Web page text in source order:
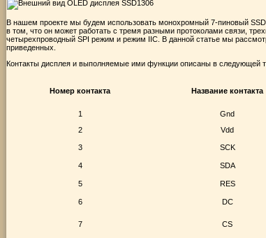
В нашем проекте мы будем использовать монохромный 7-пиновый
в том, что он может работать с тремя разными протоколами связи,
четырехпроводный SPI режим и режим IIC. В данной статье мы
приведенных.
Контакты дисплея и выполняемые ими функции описаны в следующей
Номер контакта Название контакта
1 Gnd
2
Vdd
3 SCK
4
SDA
5
RES
6
DC
7 CS